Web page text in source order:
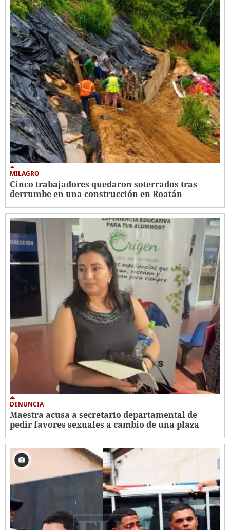
MILAGRO
Cinco trabajadores quedaron soterrados tras
derrumbe en una construcción en Roatán
DENUNCIA
Maestra acusa a secretario departamental de
pedir favores sexuales a cambio de una plaza